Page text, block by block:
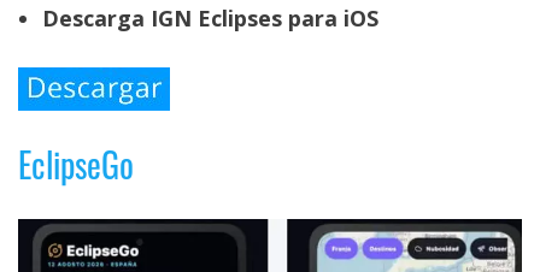
Descarga IGN Eclipses para iOS
EclipseGo